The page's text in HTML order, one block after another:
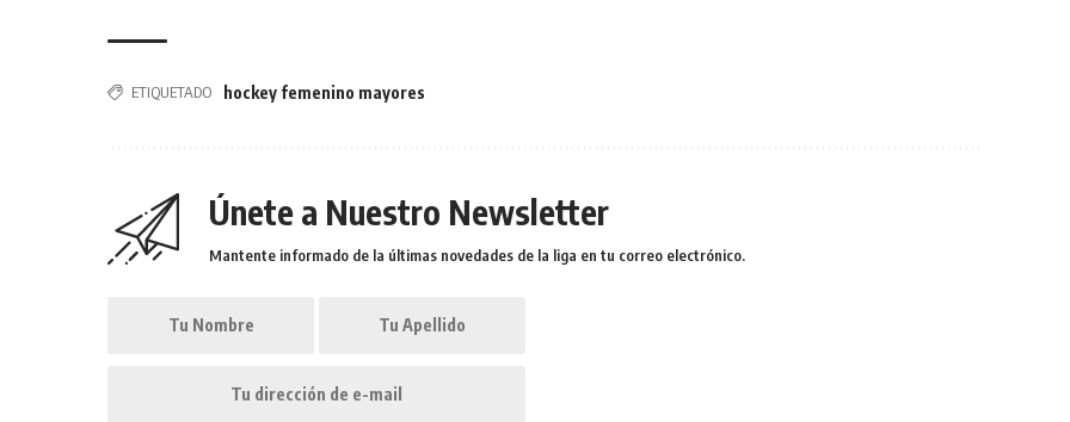
ETIQUETADO hockey femenino mayores
Únete a Nuestro Newsletter
Mantente informado de la últimas novedades de la liga en tu correo electrónico.